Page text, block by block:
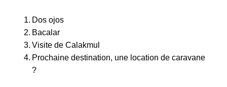
Dos ojos
Bacalar
Visite de Calakmul
Prochaine destination, une location de caravane
?